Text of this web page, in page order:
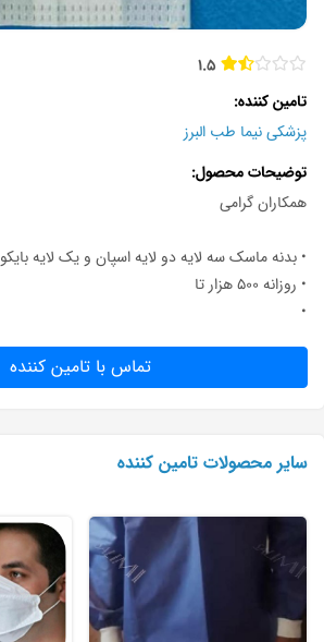
1.5
تامین کننده
پزشکی نیما طب البرز
توضیحات محصول
همکاران گرامی
• بدنه ماسک سه لایه دو لایه اسپان و یک لایه بایکو
• روزانه ۵۰۰ هزار تا
•
تماس با تامین کننده
سایر محصولات تامین کننده